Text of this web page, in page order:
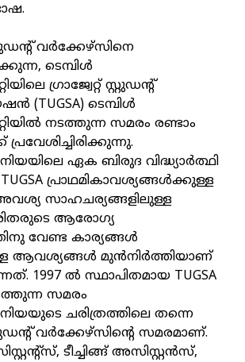
വർക്കേഴ്സിനെ
ടെമ്പിൾ
ഗ്രാജ്വേറ്റ് സ്റ്റുഡന്റ്
ടെമ്പിൾ
നടത്തുന്ന സമരം രണ്ടാം
ഏക ബിരുദ വിദ്ധ്യാർത്ഥി
പ്രാഥമികാവശ്യങ്ങൾക്കുള്ള
സാഹചര്യങ്ങളിലുള്ള
ആരോഗ്യ
വേണ്ട കാര്യങ്ങൾ
ആവശ്യങ്ങൾ മുൻനിർത്തിയാണ്
1997 ൽ സ്ഥാപിതമായ TUGSA
സമരം
ചരിത്രത്തിലെ തന്നെ
വർക്കേഴ്സിന്റെ സമരമാണ്.
ടീച്ചിങ്ങ് അസിസ്റ്റൻസ്,